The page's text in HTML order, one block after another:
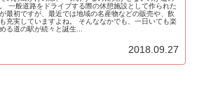
一般道路をドライブする際の休憩施設として作られた
最初ですが、最近では地域の名産物などの販売や、飲
充実していますよね。 そんななかでも、一日いても楽
る道の駅が続々と誕生...
2018.09.27